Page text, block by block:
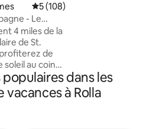
Évaluation moyenne sur la
5 (108)
- Le
4 miles de la
de St.
de
au coin
paissant à
sentirez
nouvellement
grand parc de
remise en forme,
sentiers
dans les
vacances à Rolla